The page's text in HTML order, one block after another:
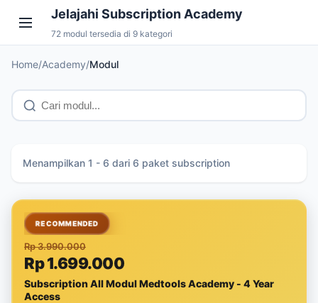
Jelajahi Subscription Academy
72 modul tersedia di 9 kategori
Home/Academy/Modul
Menampilkan 1 - 6 dari 6 paket subscription
RECOMMENDED
Rp 3.990.000
Rp 1.699.000
Subscription All Modul Medtools Academy - 4 Year
Access